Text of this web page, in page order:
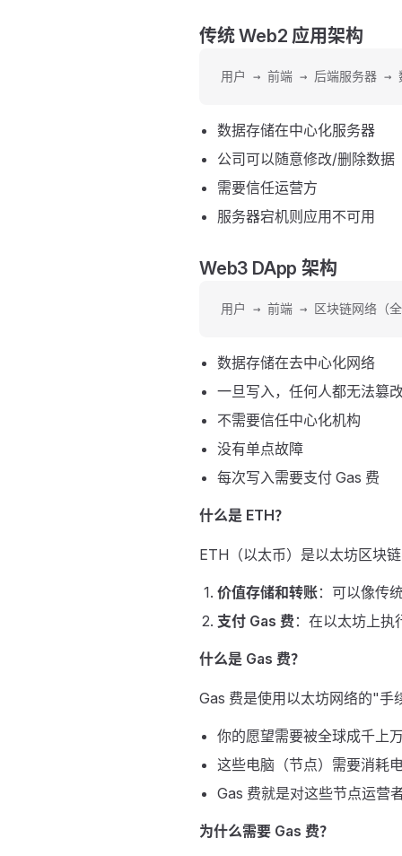
传统 Web2 应用架构
用户 → 前端 → 后端服务器 →
数据存储在中心化服务器
公司可以随意修改/删除数据
需要信任运营方
服务器宕机则应用不可用
Web3 DApp 架构
用户 → 前端 → 区块链网络（全
数据存储在去中心化网络
一旦写入，任何人都无法篡
不需要信任中心化机构
没有单点故障
每次写入需要支付 Gas 费
什么是 ETH？
ETH（以太币）是以太坊区块
价值存储和转账：可以像传
支付 Gas 费 ：在以太坊上
什么是 Gas 费？
Gas 费是使用以太坊网络的"手
你的愿望需要被全球成千上
这些电脑（节点）需要消耗
Gas 费就是对这些节点运营
为什么需要 Gas 费？